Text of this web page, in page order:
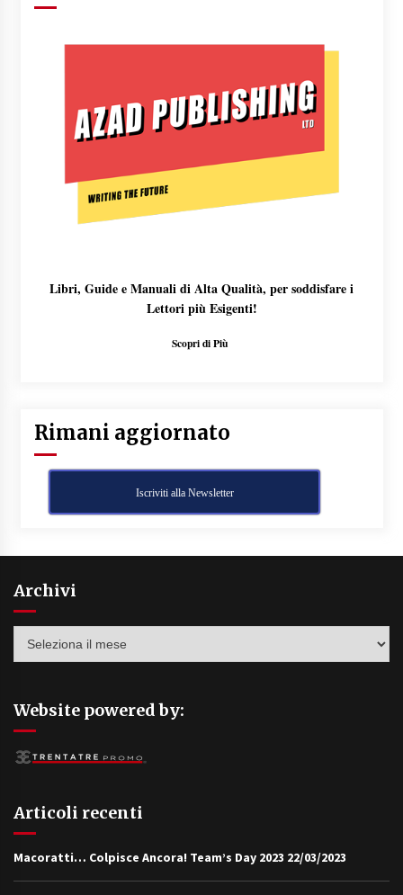
Libri, Guide e Manuali di Alta Qualità, per soddisfare i
Lettori più Esigenti!
Scopri di Più
Rimani aggiornato
Iscriviti alla Newsletter
Archivi
Website powered by:
Articoli recenti
Macoratti… Colpisce Ancora! Team’s Day 2023 22/03/2023